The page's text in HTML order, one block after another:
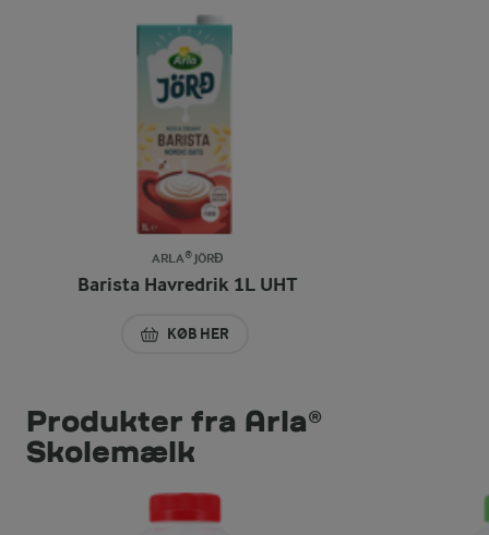
ARLA® JÖRĐ
Barista Havredrik 1L UHT
KØB HER
BARISTA HAVREDRIK 1L UHT
Produkter fra Arla®
Skolemælk